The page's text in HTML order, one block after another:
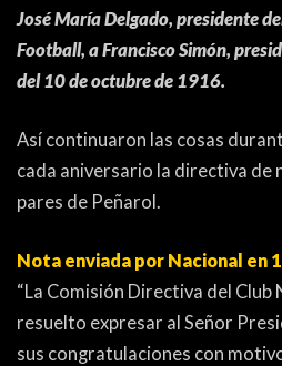
José María Delgado, presidente
Football, a Francisco Simón,
del 10 de octubre de 1916.
Así continuaron las cosas
cada aniversario la directiva de
pares de Peñarol.
Nota enviada por Nacional en
“La Comisión Directiva del Club
resuelto expresar al Señor
sus congratulaciones con